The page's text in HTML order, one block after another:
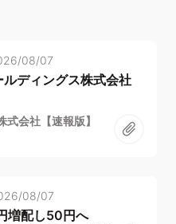
08/07
ルディングス株式会社
会社【速報版】
08/07
増配し50円へ